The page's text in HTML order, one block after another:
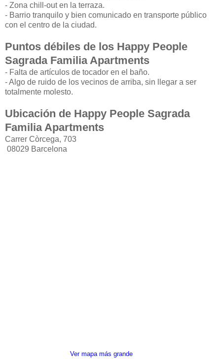
- Zona chill-out en la terraza.
- Barrio tranquilo y bien comunicado en transporte público
con el centro de la ciudad.
Puntos débiles de los Happy People
Sagrada Familia Apartments
- Falta de artículos de tocador en el baño.
- Algo de ruido de los vecinos de arriba, sin llegar a ser
totalmente molesto.
Ubicación de Happy People Sagrada
Familia Apartments
Carrer Còrcega, 703
08029 Barcelona
Ver mapa más grande